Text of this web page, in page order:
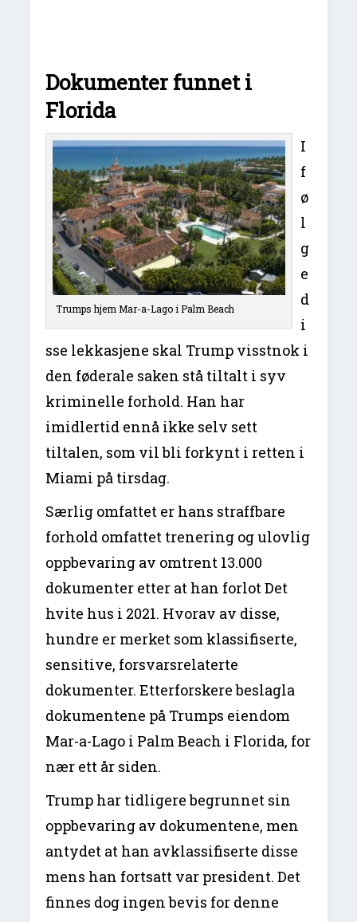
Dokumenter funnet i
Florida
Trumps hjem Mar-a-Lago i Palm Beach
I
f
ø
l
g
e
d
i
sse lekkasjene skal Trump visstnok i
den føderale saken stå tiltalt i syv
kriminelle forhold. Han har
imidlertid ennå ikke selv sett
tiltalen, som vil bli forkynt i retten i
Miami på tirsdag.
Særlig omfattet er hans straffbare
forhold omfattet trenering og ulovlig
oppbevaring av omtrent 13.000
dokumenter etter at han forlot Det
hvite hus i 2021. Hvorav av disse,
hundre er merket som klassifiserte,
sensitive, forsvarsrelaterte
dokumenter. Etterforskere beslagla
dokumentene på Trumps eiendom
Mar-a-Lago i Palm Beach i Florida, for
nær ett år siden.
Trump har tidligere begrunnet sin
oppbevaring av dokumentene, men
antydet at han avklassifiserte disse
mens han fortsatt var president. Det
finnes dog ingen bevis for denne